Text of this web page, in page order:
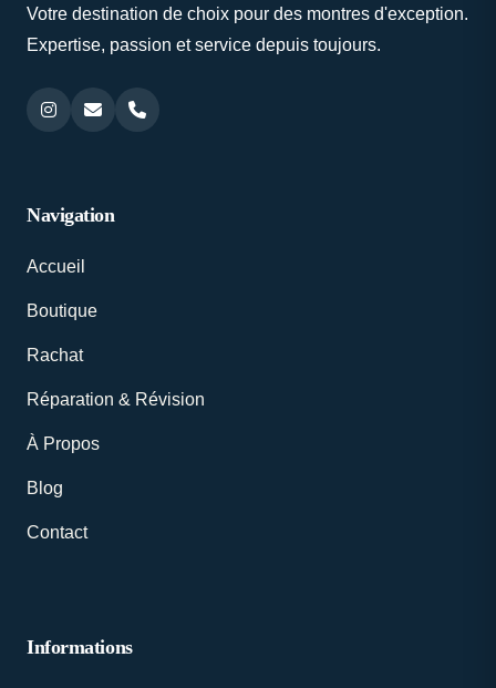
Votre destination de choix pour des montres d'exception.
Expertise, passion et service depuis toujours.
Navigation
Accueil
Boutique
Rachat
Réparation & Révision
À Propos
Blog
Contact
Informations